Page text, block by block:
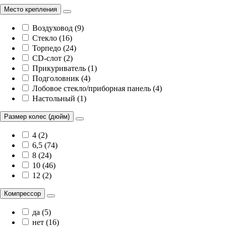
Место крепления
Воздуховод (9)
Стекло (16)
Торпедо (24)
CD-слот (2)
Прикуриватель (1)
Подголовник (4)
Лобовое стекло/приборная панель (4)
Настольный (1)
Размер колес (дюйм)
4 (2)
6,5 (74)
8 (24)
10 (46)
12 (2)
Компрессор
да (5)
нет (16)